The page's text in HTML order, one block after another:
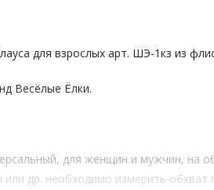
для взрослых арт. ШЭ-1кз из
Весёлые Ёлки.
для женщин и мужчин, на
др. необходимо измерить